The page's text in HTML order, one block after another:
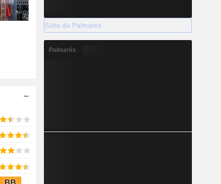
Suite du Palmarès
Palmarès